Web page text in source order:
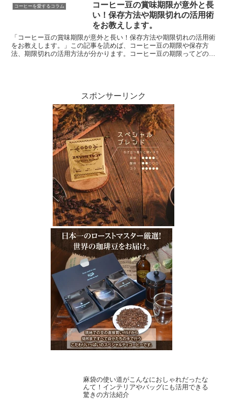
コーヒーを愛するコラム
コーヒー豆の賞味期限が意外と長
い！保存方法や期限切れの活用術
をお教えします。
「コーヒー豆の賞味期限が意外と長い！保存方法や期限切れの活用術
をお教えします。」この記事を読めば、コーヒー豆の期限や保存方
法、期限切れの活用方法が分かります。コーヒー豆の期限ってどの程
スポンサーリンク
麻袋の使い道がこんなにおしゃれだったな
んて！インテリアやバッグにも活用できる
驚きの方法紹介